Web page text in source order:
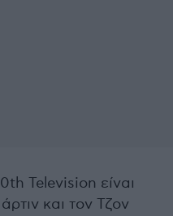
Television είναι
και τον Τζον